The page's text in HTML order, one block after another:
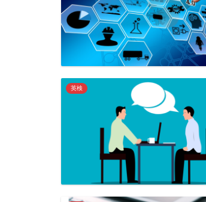
英検